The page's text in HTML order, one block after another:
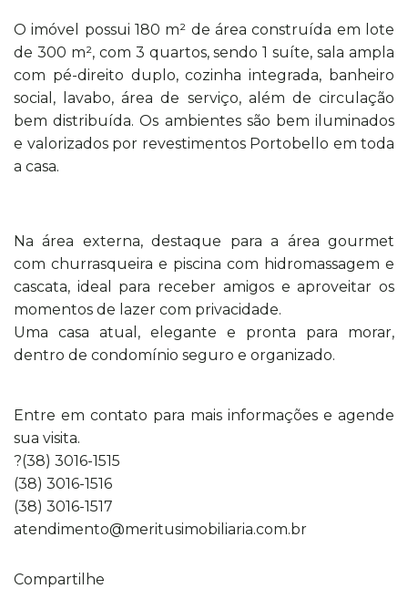
O imóvel possui 180 m² de área construída em lote
de 300 m², com 3 quartos, sendo 1 suíte, sala ampla
com pé-direito duplo, cozinha integrada, banheiro
social, lavabo, área de serviço, além de circulação
bem distribuída. Os ambientes são bem iluminados
e valorizados por revestimentos Portobello em toda
a casa.
Na área externa, destaque para a área gourmet
com churrasqueira e piscina com hidromassagem e
cascata, ideal para receber amigos e aproveitar os
momentos de lazer com privacidade.
Uma casa atual, elegante e pronta para morar,
dentro de condomínio seguro e organizado.
Entre em contato para mais informações e agende
sua visita.
?(38) 3016-1515
(38) 3016-1516
(38) 3016-1517
atendimento@meritusimobiliaria.com.br
Compartilhe